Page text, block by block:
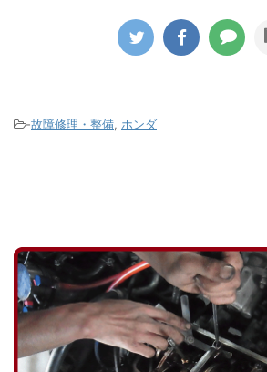
パン
を駆動するのですが漏れた冷
着したのかゴムの破片が大量
ンプの軸部分のシール不良が
-故障修理・整備, ホンダ